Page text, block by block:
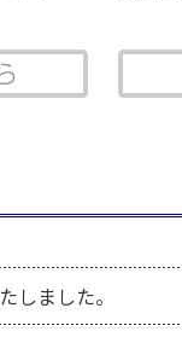
ました。